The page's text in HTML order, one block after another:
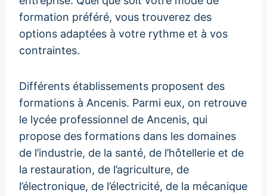
formation préféré, vous trouverez des
options adaptées à votre rythme et à vos
contraintes.
Différents établissements proposent des
formations à Ancenis. Parmi eux, on retrouve
le lycée professionnel de Ancenis, qui
propose des formations dans les domaines
de l’industrie, de la santé, de l’hôtellerie et de
la restauration, de l’agriculture, de
l’électronique, de l’électricité, de la mécanique